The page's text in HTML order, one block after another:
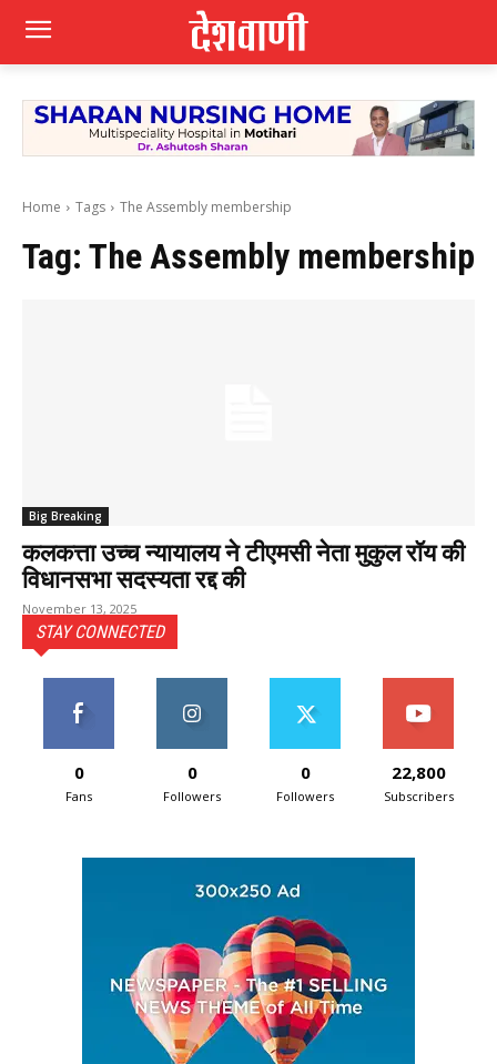
Home Tags The Assembly membership
Tag: The Assembly membership
Big Breaking
कलकत्ता उच्च न्यायालय ने टीएमसी नेता मुकुल रॉय की
विधानसभा सदस्‍यता रद्द की
November 13, 2025
STAY CONNECTED
0
Fans
0
Followers
0
Followers
22,800
Subscribers